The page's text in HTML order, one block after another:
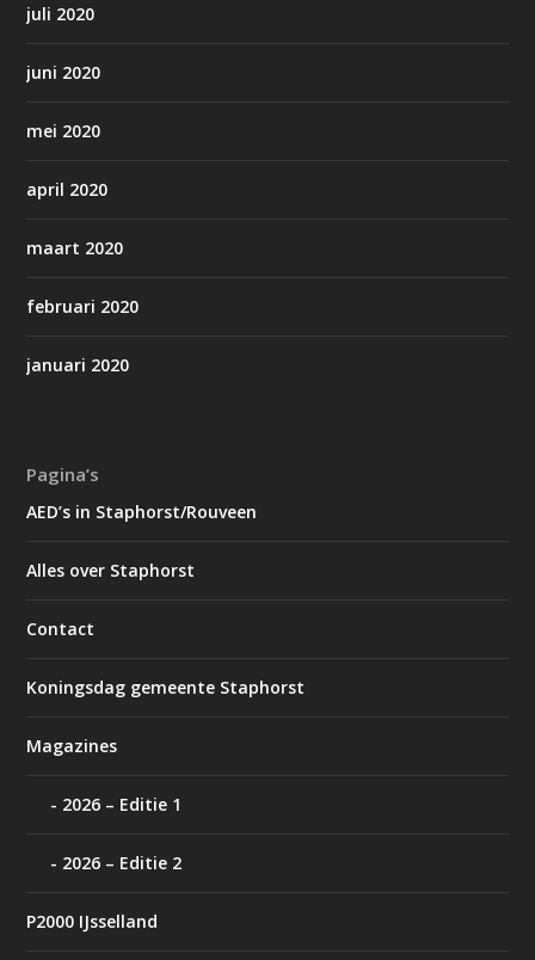
juli 2020
juni 2020
mei 2020
april 2020
maart 2020
februari 2020
januari 2020
Pagina’s
AED’s in Staphorst/Rouveen
Alles over Staphorst
Contact
Koningsdag gemeente Staphorst
Magazines
2026 – Editie 1
2026 – Editie 2
P2000 IJsselland